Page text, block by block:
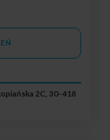
2C, 30-418